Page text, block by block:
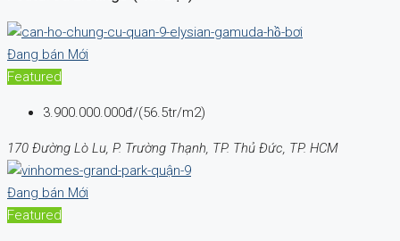
Đang bán Mới
Featured
3.900.000.000đ/(56.5tr/m2)
170 Đường Lò Lu, P. Trường Thạnh, TP. Thủ Đức, TP. HCM
Đang bán Mới
Featured